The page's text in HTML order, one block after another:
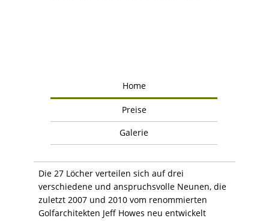
Home
Preise
Galerie
Die 27 Löcher verteilen sich auf drei
verschiedene und anspruchsvolle Neunen, die
zuletzt 2007 und 2010 vom renommierten
Golfarchitekten Jeff Howes neu entwickelt